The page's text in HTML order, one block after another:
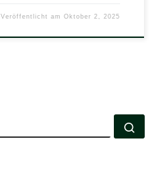
Veröffentlicht amOktober 2, 2025